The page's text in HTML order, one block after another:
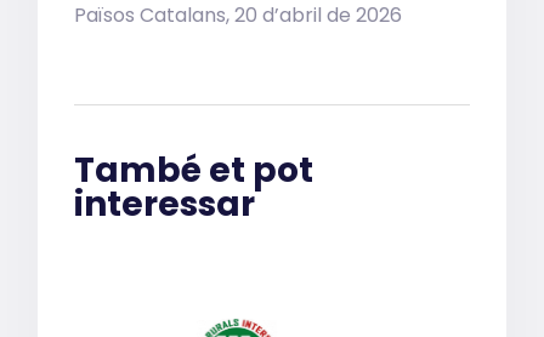
Països Catalans, 20 d’abril de 2026
També et pot
interessar